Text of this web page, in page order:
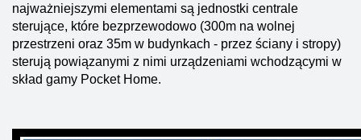
najważniejszymi elementami są jednostki centrale
sterujące, które bezprzewodowo (300m na wolnej
przestrzeni oraz 35m w budynkach - przez ściany i stropy)
sterują powiązanymi z nimi urządzeniami wchodzącymi w
skład gamy Pocket Home.